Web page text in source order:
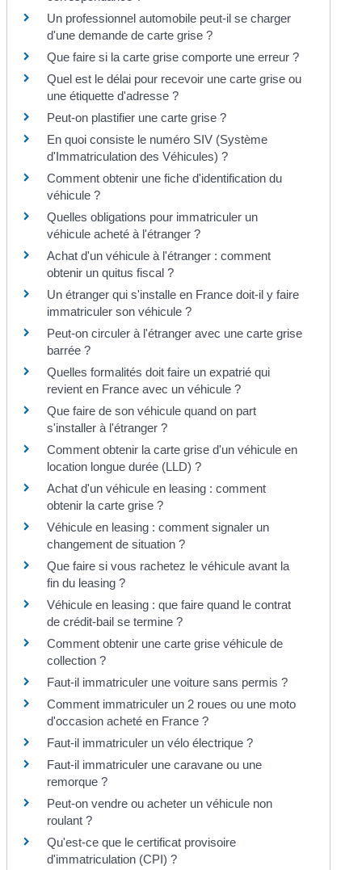
Un professionnel automobile peut-il se charger
d'une demande de carte grise ?
Que faire si la carte grise comporte une erreur ?
Quel est le délai pour recevoir une carte grise ou
une étiquette d'adresse ?
Peut-on plastifier une carte grise ?
En quoi consiste le numéro SIV (Système
d'Immatriculation des Véhicules) ?
Comment obtenir une fiche d'identification du
véhicule ?
Quelles obligations pour immatriculer un
véhicule acheté à l'étranger ?
Achat d'un véhicule à l'étranger : comment
obtenir un quitus fiscal ?
Un étranger qui s'installe en France doit-il y faire
immatriculer son véhicule ?
Peut-on circuler à l'étranger avec une carte grise
barrée ?
Quelles formalités doit faire un expatrié qui
revient en France avec un véhicule ?
Que faire de son véhicule quand on part
s'installer à l'étranger ?
Comment obtenir la carte grise d'un véhicule en
location longue durée (LLD) ?
Achat d'un véhicule en leasing : comment
obtenir la carte grise ?
Véhicule en leasing : comment signaler un
changement de situation ?
Que faire si vous rachetez le véhicule avant la
fin du leasing ?
Véhicule en leasing : que faire quand le contrat
de crédit-bail se termine ?
Comment obtenir une carte grise véhicule de
collection ?
Faut-il immatriculer une voiture sans permis ?
Comment immatriculer un 2 roues ou une moto
d'occasion acheté en France ?
Faut-il immatriculer un vélo électrique ?
Faut-il immatriculer une caravane ou une
remorque ?
Peut-on vendre ou acheter un véhicule non
roulant ?
Qu'est-ce que le certificat provisoire
d'immatriculation (CPI) ?